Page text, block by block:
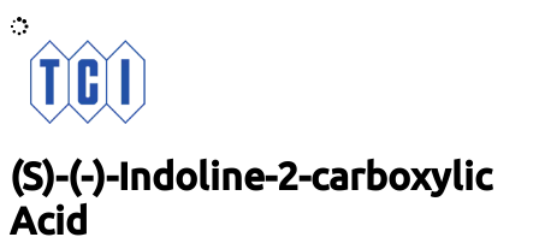
(S)-(-)-Indoline-2-carboxylic
Acid